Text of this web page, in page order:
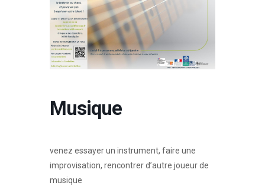
Musique
venez essayer un instrument, faire une
improvisation, rencontrer d’autre joueur de
musique